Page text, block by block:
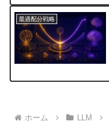
最適配分戦略
ホーム LLM